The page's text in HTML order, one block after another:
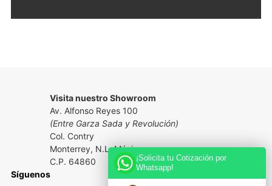
Visita nuestro Showroom
Av. Alfonso Reyes 100
(Entre Garza Sada y Revolución)
Col. Contry
Monterrey, N.L. México
C.P. 64860
Síguenos
¡Solicita tu Cotización por
Whatsapp!